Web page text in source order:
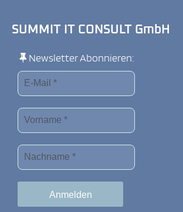
SUMMIT IT CONSULT GmbH
Newsletter Abonnieren: